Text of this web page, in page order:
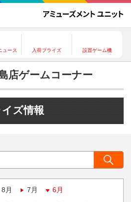
ュース 入荷プライズ 設置ゲーム機
店ゲームコーナー
ズ情報
8月 7月 6月